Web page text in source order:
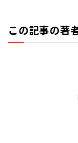
この記事の著